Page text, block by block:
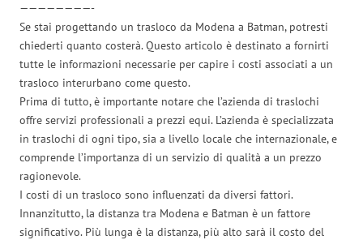
————————-
Se stai progettando un trasloco da Modena a Batman, potresti
chiederti quanto costerà. Questo articolo è destinato a fornirti
tutte le informazioni necessarie per capire i costi associati a un
trasloco interurbano come questo.
Prima di tutto, è importante notare che l’azienda di traslochi
offre servizi professionali a prezzi equi. L’azienda è specializzata
in traslochi di ogni tipo, sia a livello locale che internazionale, e
comprende l’importanza di un servizio di qualità a un prezzo
ragionevole.
I costi di un trasloco sono influenzati da diversi fattori.
Innanzitutto, la distanza tra Modena e Batman è un fattore
significativo. Più lunga è la distanza, più alto sarà il costo del